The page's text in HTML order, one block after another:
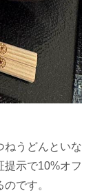
ねうどんといな
提示で10%オフ
です。